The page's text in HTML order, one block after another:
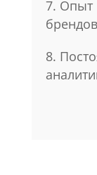
7. Опыт
8.